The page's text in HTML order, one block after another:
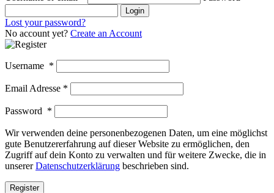
Login
Lost your password?
No account yet? Create an Account
Username *
Email Adresse *
Password *
Wir verwenden deine personenbezogenen Daten, um eine möglichst
gute Benutzererfahrung auf dieser Website zu ermöglichen, den
Zugriff auf dein Konto zu verwalten und für weitere Zwecke, die in
unsererDatenschutzerklärung beschrieben sind.
Register